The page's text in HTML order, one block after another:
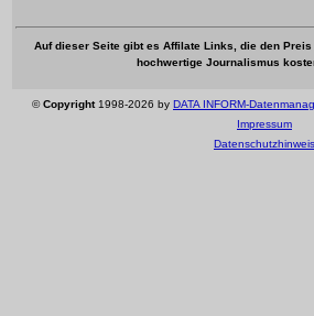
Auf dieser Seite gibt es Affilate Links, die den
hochwertige Journalismus
©Copyright1998-2026 by DATA INFORM-
Impressum